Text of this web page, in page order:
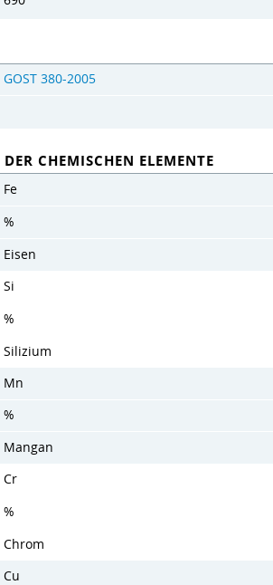
GOST 380-2005
CHEMISCHEN ELEMENTE
Fe
%
Eisen
Si
%
Silizium
Mn
%
Mangan
Cr
%
Chrom
Cu